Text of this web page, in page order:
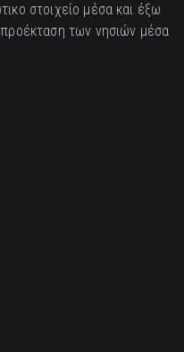
στοιχείο μέσα και έξω
των νησιών μέσα